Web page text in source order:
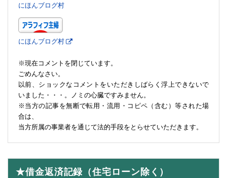
にほんブログ村
にほんブログ村
※現在コメントを閉じています。
ごめんなさい。
以前、ショックなコメントをいただきしばらく浮上できないで
いました・・・。ノミの心臓ですみません。
※当方の記事を無断で転用・流用・コピペ（含む）等された場
合は、
当方所属の事業者を通じて法的手段をとらせていただきます。
★借金返済記録（住宅ローン除く）